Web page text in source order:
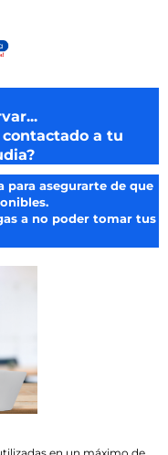
a tu
asegurarte de que
a no poder tomar tus